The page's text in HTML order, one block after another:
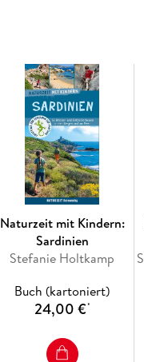
Naturzeit mit Kindern:
Sardinien
Stefanie Holtkamp
Buch (kartoniert)
24,00 €*